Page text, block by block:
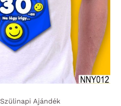
Szülinapi Ajándék